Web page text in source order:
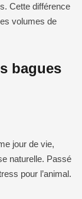
Cette différence
volumes de
bagues
jour de vie,
naturelle. Passé
pour l’animal.